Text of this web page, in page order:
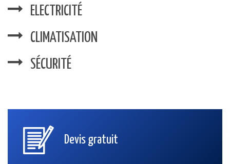
ELECTRICITÉ
CLIMATISATION
SÉCURITÉ
Devis gratuit